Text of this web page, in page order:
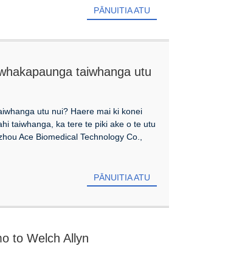
PĀNUITIA ATU
taiwhanga utu
utu nui? Haere mai ki konei
taiwhanga, ka tere te piki ake o te utu
Ace Biomedical Technology Co.,
PĀNUITIA ATU
to Welch Allyn